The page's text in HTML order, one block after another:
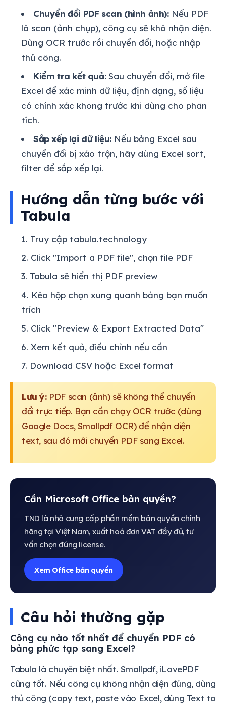
Chuyển đổi PDF scan (hình ảnh):Nếu PDF
là scan (ảnh chụp), công cụ sẽ khó nhận diện.
Dùng OCR trước rồi chuyển đổi, hoặc nhập
thủ công.
Kiểm tra kết quả:Sau chuyển đổi, mở file
Excel để xác minh dữ liệu, định dạng, số liệu
có chính xác không trước khi dùng cho phân
tích.
Sắp xếp lại dữ liệu: Nếu bảng Excel sau
chuyển đổi bị xáo trộn, hãy dùng Excel sort,
filter để sắp xếp lại.
Hướng dẫn từng bước với
Tabula
Truy cập tabula.technology
Click "Import a PDF file", chọn file PDF
Tabula sẽ hiển thị PDF preview
Kéo hộp chọn xung quanh bảng bạn muốn
trích
Click "Preview & Export Extracted Data"
Xem kết quả, điều chỉnh nếu cần
Download CSV hoặc Excel format
Lưu ý:PDF scan (ảnh) sẽ không thể chuyển
đổi trực tiếp. Bạn cần chạy OCR trước (dùng
Google Docs, Smallpdf OCR) để nhận diện
text, sau đó mới chuyển PDF sang Excel.
Cần Microsoft Office bản quyền?
TND là nhà cung cấp phần mềm bản quyền chính
hãng tại Việt Nam, xuất hoá đơn VAT đầy đủ, tư
vấn chọn đúng license.
Xem Office bản quyền
Câu hỏi thường gặp
Công cụ nào tốt nhất để chuyển PDF có
bảng phức tạp sang Excel?
Tabula là chuyên biệt nhất. Smallpdf, iLovePDF
cũng tốt. Nếu công cụ không nhận diện đúng, dùng
thủ công (copy text, paste vào Excel, dùng Text to